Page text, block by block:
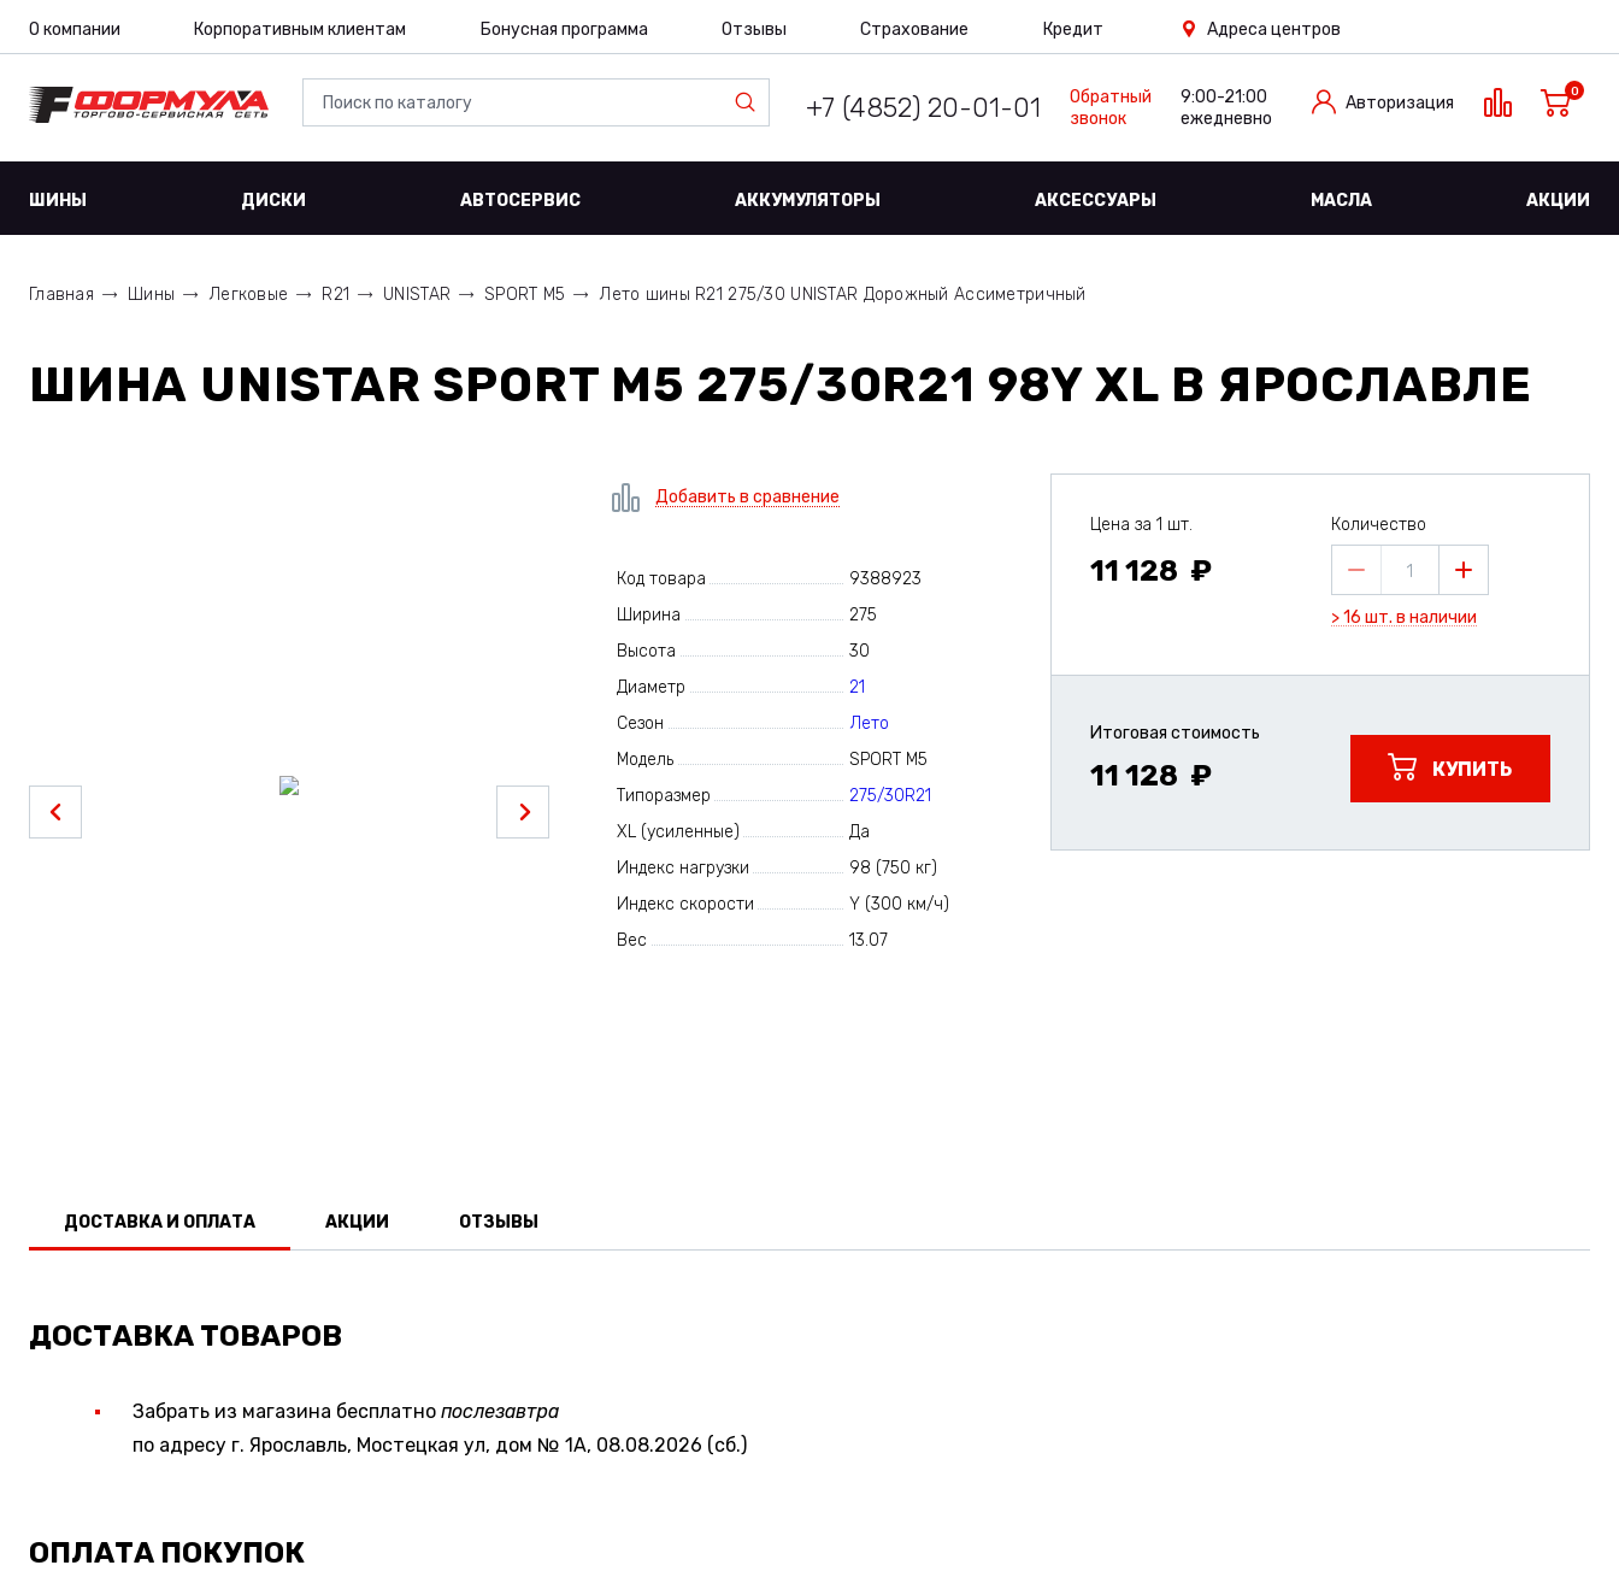
О компании Корпоративным клиентам Бонусная программа Отзывы Страхование Кредит Адреса центров
+7 (4852) 20-01-01
Обратный
звонок
9:00-21:00
ежедневно
Авторизация
0
ШИНЫ ДИСКИ АВТОСЕРВИС АККУМУЛЯТОРЫ АКСЕССУАРЫ МАСЛА АКЦИИ
Главная Шины Легковые R21 UNISTAR SPORT M5 Лето шины R21 275/30 UNISTAR Дорожный Ассиметричный
ШИНА UNISTAR SPORT M5 275/30R21 98Y XL В ЯРОСЛАВЛЕ
Добавить в сравнение
Код товара
9388923
Ширина
275
Высота
30
Диаметр
21
Сезон
Лето
Модель
SPORT M5
Типоразмер
275/30R21
XL (усиленные)
Да
Индекс нагрузки
98 (750 кг)
Индекс скорости
Y (300 км/ч)
Вес
13.07
Цена за 1 шт.
11 128
Количество
1
> 16 шт. в наличии
Итоговая стоимость
11 128 КУПИТЬ
ДОСТАВКА И ОПЛАТА АКЦИИ ОТЗЫВЫ
ДОСТАВКА ТОВАРОВ
Забрать из магазина бесплатно послезавтра
по адресу г. Ярославль, Мостецкая ул, дом № 1А, 08.08.2026 (сб.)
ОПЛАТА ПОКУПОК